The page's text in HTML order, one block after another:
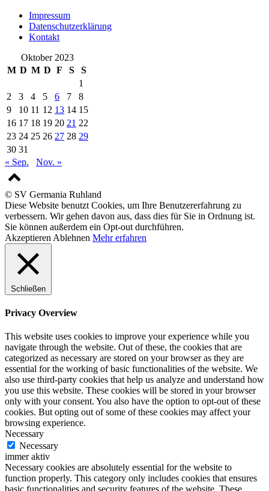
Impressum
Datenschutzerklärung
Kontakt
Oktober 2023
M D M D F S
S
1
2
3 4 5 6 7
8
9
10 11 12 13 14 15
16 17 18 19 20 21 22
23 24 25 26 27 28 29
30 31
« Sep.
Nov. »
© SV Germania Ruhland
Diese Website benutzt Cookies, um Ihre Benutzererfahrung zu
verbessern. Wir gehen davon aus, dass dies für Sie in Ordnung ist.
Sie können außerdem ein Opt-out durchführen.
Akzeptieren Ablehnen Mehr erfahren
Schließen
Privacy Overview
This website uses cookies to improve your experience while you
navigate through the website. Out of these, the cookies that are
categorized as necessary are stored on your browser as they are
essential for the working of basic functionalities of the website. We
also use third-party cookies that help us analyze and understand how
you use this website. These cookies will be stored in your browser
only with your consent. You also have the option to opt-out of these
cookies. But opting out of some of these cookies may affect your
browsing experience.
Necessary
Necessary
immer aktiv
Necessary cookies are absolutely essential for the website to
function properly. This category only includes cookies that ensures